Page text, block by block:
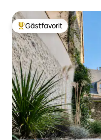
Populär gästfavorit
Gästfavorit